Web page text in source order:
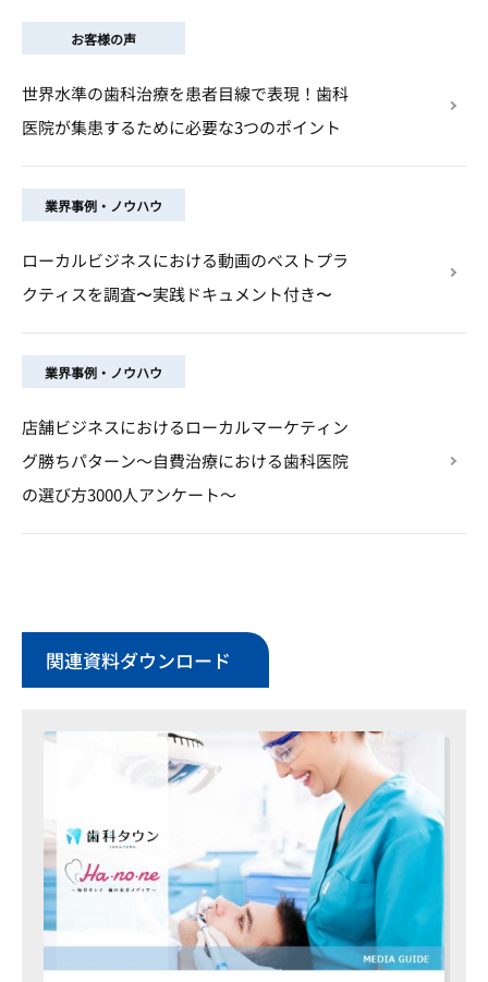
お客様の声
世界水準の歯科治療を患者目線で表現！歯科
医院が集患するために必要な3つのポイント
業界事例・ノウハウ
ローカルビジネスにおける動画のベストプラ
クティスを調査〜実践ドキュメント付き〜
業界事例・ノウハウ
店舗ビジネスにおけるローカルマーケティン
グ勝ちパターン～自費治療における歯科医院
の選び方3000人アンケート～
関連資料ダウンロード